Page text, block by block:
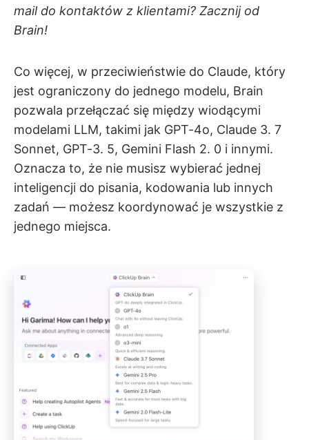
mail do kontaktów z klientami? Zacznij od
Brain!
Co więcej, w przeciwieństwie do Claude, który
jest ograniczony do jednego modelu, Brain
pozwala przełączać się między wiodącymi
modelami LLM, takimi jak GPT-4o, Claude 3. 7
Sonnet, GPT-3. 5, Gemini Flash 2. 0 i innymi.
Oznacza to, że nie musisz wybierać jednej
inteligencji do pisania, kodowania lub innych
zadań — możesz koordynować je wszystkie z
jednego miejsca.